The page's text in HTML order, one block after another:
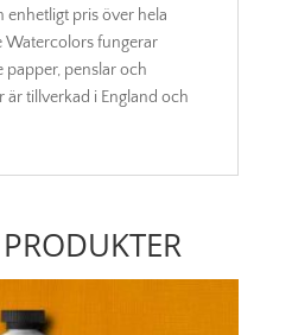
enhetligt pris över hela
Watercolors fungerar
papper, penslar och
är tillverkad i England och